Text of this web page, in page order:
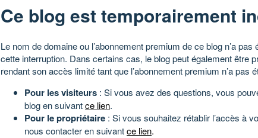
Ce blog est temporairement
Le nom de domaine ou l’abonnement premium de ce blog n’a
cette interruption. Dans certains cas, le blog peut également être
rendant son accès limité tant que l’abonnement premium n’a pas
Pour les visiteurs : Si vous avez des questions, vous
blog en suivantce lien.
Pour le propriétaire : Si vous souhaitez rétablir l’accès à
nous contacter en suivantce lien.